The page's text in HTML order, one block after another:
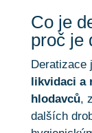
Co je
proč je
Deratizace
likvidaci a
hlodavců,
dalších